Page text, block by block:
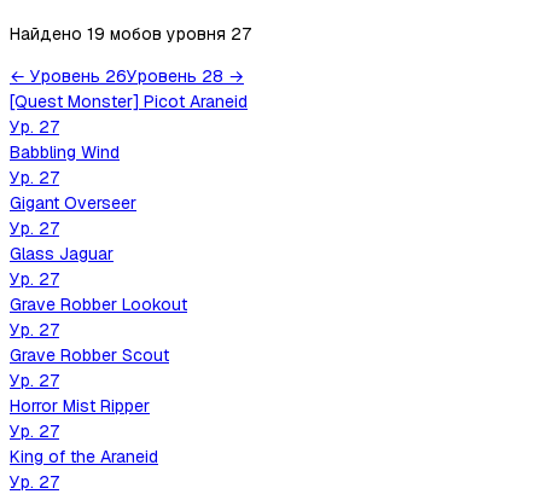
Найдено 19 мобов уровня 27
← Уровень 26Уровень 28 →
[Quest Monster] Picot Araneid
Ур. 27
Babbling Wind
Ур. 27
Gigant Overseer
Ур. 27
Glass Jaguar
Ур. 27
Grave Robber Lookout
Ур. 27
Grave Robber Scout
Ур. 27
Horror Mist Ripper
Ур. 27
King of the Araneid
Ур. 27